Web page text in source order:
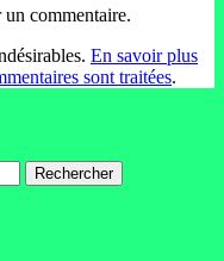
commentaire.
En savoir plus
sont traitées.